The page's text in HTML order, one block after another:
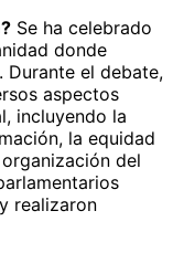
Se ha celebrado
donde
el debate,
aspectos
incluyendo la
la equidad
del
realizaron